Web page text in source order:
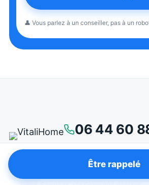
👤 Vous parlez à un conseiller, pas à un
06 44 60
Être rappelé